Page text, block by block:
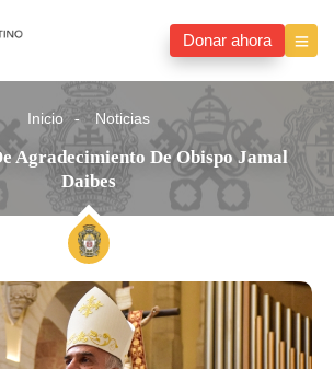
Donar ahora
Inicio Noticias
Agradecimiento De Obispo Jamal
Daibes